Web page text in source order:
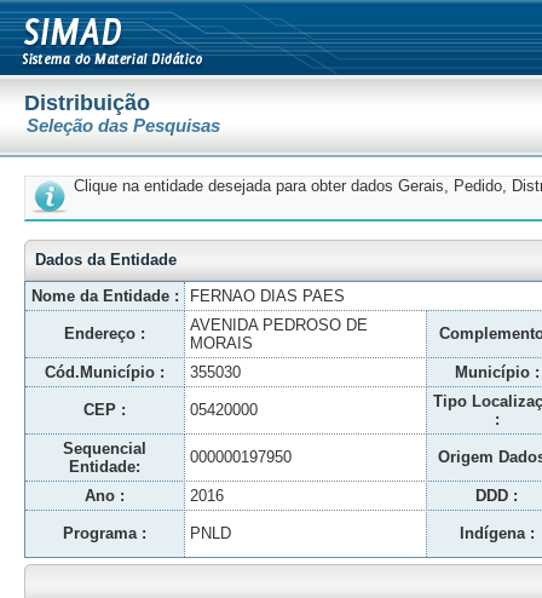
Distribuição
Seleção das Pesquisas
Clique na entidade desejada para obter dados Gerais, Pedido,
Dados da Entidade
Nome da Entidade :
FERNAO DIAS PAES
Endereço :
AVENIDA PEDROSO DE
MORAIS
Cód.Município : 355030 Município :
CEP : 05420000
Tipo
:
Sequencial
Entidade:
000000197950 Origem
Ano : 2016 DDD :
Programa : PNLD Indígena :